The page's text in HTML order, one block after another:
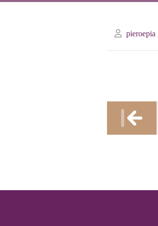
pieroepia
Post
navigation